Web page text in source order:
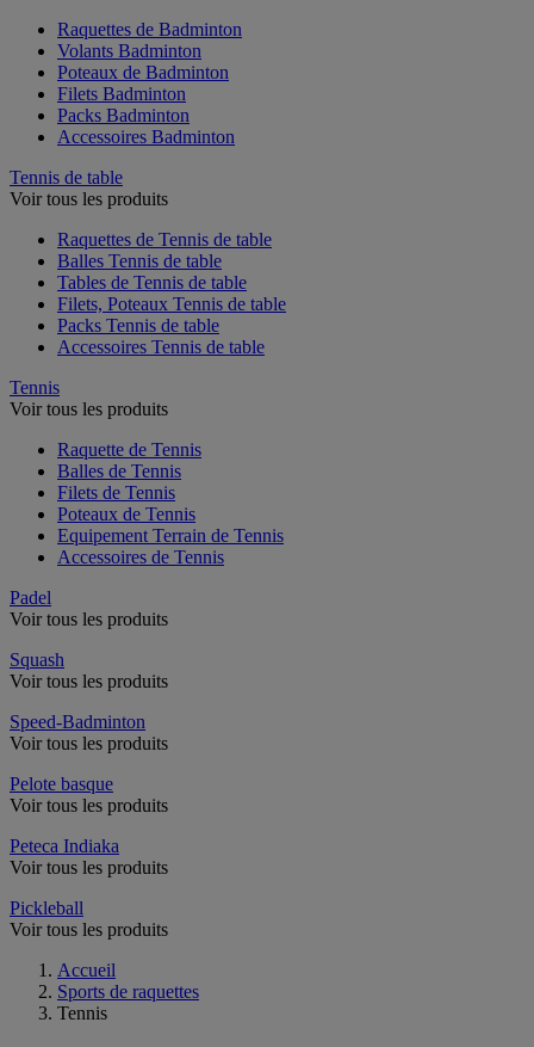
Raquettes de Badminton
Volants Badminton
Poteaux de Badminton
Filets Badminton
Packs Badminton
Accessoires Badminton
Tennis de table
Voir tous les produits
Raquettes de Tennis de table
Balles Tennis de table
Tables de Tennis de table
Filets, Poteaux Tennis de table
Packs Tennis de table
Accessoires Tennis de table
Tennis
Voir tous les produits
Raquette de Tennis
Balles de Tennis
Filets de Tennis
Poteaux de Tennis
Equipement Terrain de Tennis
Accessoires de Tennis
Padel
Voir tous les produits
Squash
Voir tous les produits
Speed-Badminton
Voir tous les produits
Pelote basque
Voir tous les produits
Peteca Indiaka
Voir tous les produits
Pickleball
Voir tous les produits
Accueil
Sports de raquettes
Tennis